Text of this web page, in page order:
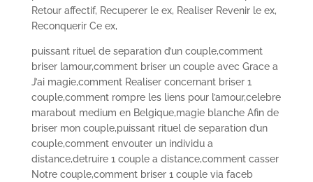
Retour affectif, Recuperer le ex, Realiser Revenir le ex,
Reconquerir Ce ex,
puissant rituel de separation d’un couple,comment
briser lamour,comment briser un couple avec Grace a
J’ai magie,comment Realiser concernant briser 1
couple,comment rompre les liens pour l’amour,celebre
marabout medium en Belgique,magie blanche Afin de
briser mon couple,puissant rituel de separation d’un
couple,comment envouter un individu a
distance,detruire 1 couple a distance,comment casser
Notre couple,comment briser 1 couple via faceb